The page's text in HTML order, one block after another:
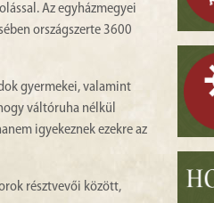
Az egyházmegyei
országszerte 3600
gyermekei, valamint
váltóruha nélkül
igyekeznek ezekre az
résztvevői között,